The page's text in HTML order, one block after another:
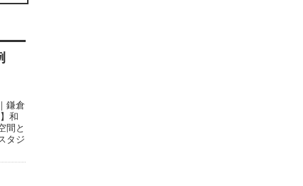
鎌倉
和
間と
タジ